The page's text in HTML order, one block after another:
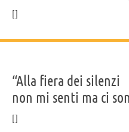
“Alla fiera dei silenzi
non mi senti ma ci